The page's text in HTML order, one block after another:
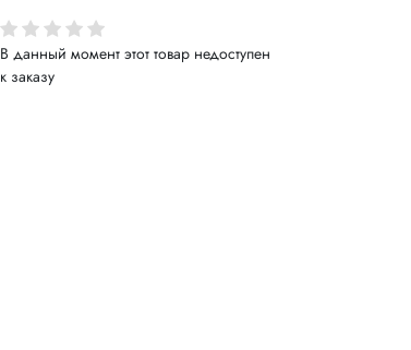
В данный момент этот товар недоступен
к заказу